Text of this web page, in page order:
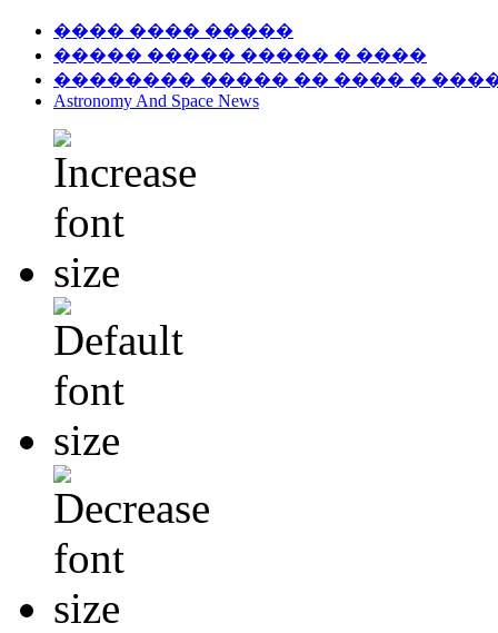
���� ���� �����
����� ����� ����� � ����
�������� ����� �� ���� �
Astronomy And Space News